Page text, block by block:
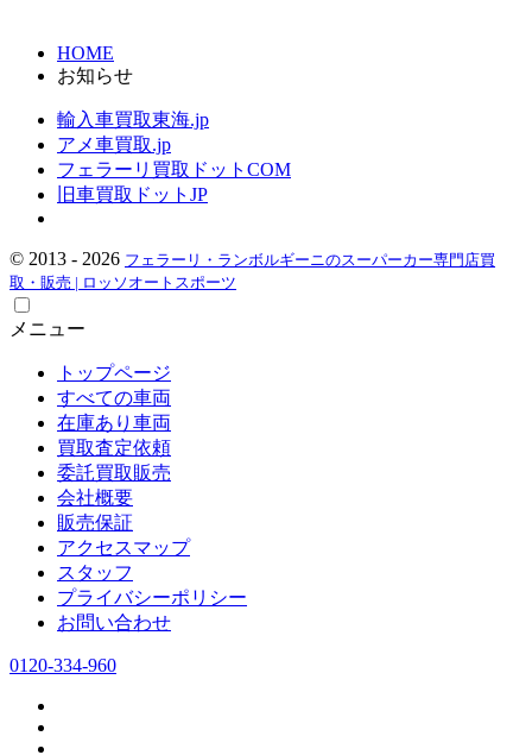
HOME
お知らせ
輸入車買取東海.jp
アメ車買取.jp
フェラーリ買取ドットCOM
旧車買取ドットJP
© 2013 - 2026 フェラーリ・ランボルギーニのスーパーカー専門店買
取・販売 | ロッソオートスポーツ
メニュー
トップページ
すべての車両
在庫あり車両
買取査定依頼
委託買取販売
会社概要
販売保証
アクセスマップ
スタッフ
プライバシーポリシー
お問い合わせ
0120-334-960